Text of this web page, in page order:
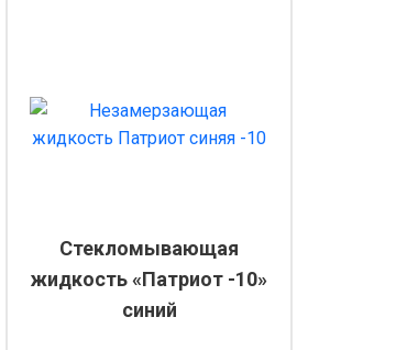
Стекломывающая
жидкость «Патриот -10»
синий